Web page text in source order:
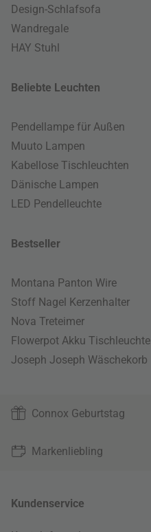
Design-Schlafsofa
Wandregale
HAY Stuhl
Beliebte Leuchten
Pendellampe für Außen
Muuto Lampen
Kabellose Tischleuchten
Dänische Lampen
LED Pendelleuchte
Bestseller
Montana Panton Wire
Stoff Nagel Kerzenhalter
Nova Treteimer
Flowerpot Akku Tischleuchte
Joseph Joseph Wäschekorb
Connox Geburtstag
Markenliebling
Kundenservice